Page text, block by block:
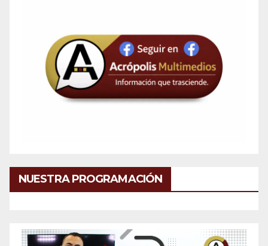
NUESTRA PROGRAMACIÓN